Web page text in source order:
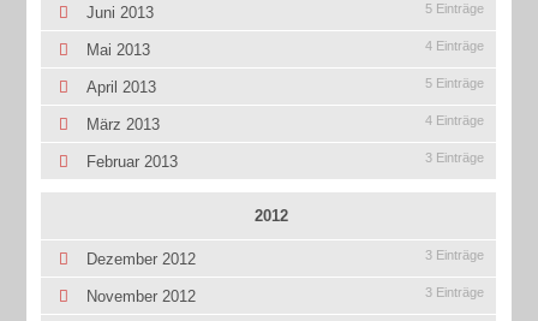
Juni 2013 5 Einträge
Mai 2013 4 Einträge
April 2013 5 Einträge
März 2013 4 Einträge
Februar 2013 3 Einträge
2012
Dezember 2012 3 Einträge
November 2012 3 Einträge